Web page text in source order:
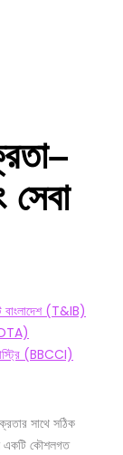
সেবা
বাংলাদেশ (T&IB)
(BBCCI)
সাথে সঠিক
একটি কৌশলগত